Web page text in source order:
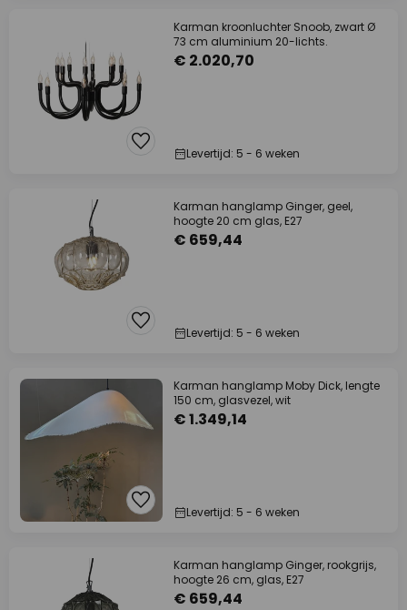
Karman kroonluchter Snoob, zwart Ø
73 cm aluminium 20-lichts.
€ 2.020,70
Levertijd: 5 - 6 weken
Karman hanglamp Ginger, geel,
hoogte 20 cm glas, E27
€ 659,44
Levertijd: 5 - 6 weken
Karman hanglamp Moby Dick, lengte
150 cm, glasvezel, wit
€ 1.349,14
Levertijd: 5 - 6 weken
Karman hanglamp Ginger, rookgrijs,
hoogte 26 cm, glas, E27
€ 659,44